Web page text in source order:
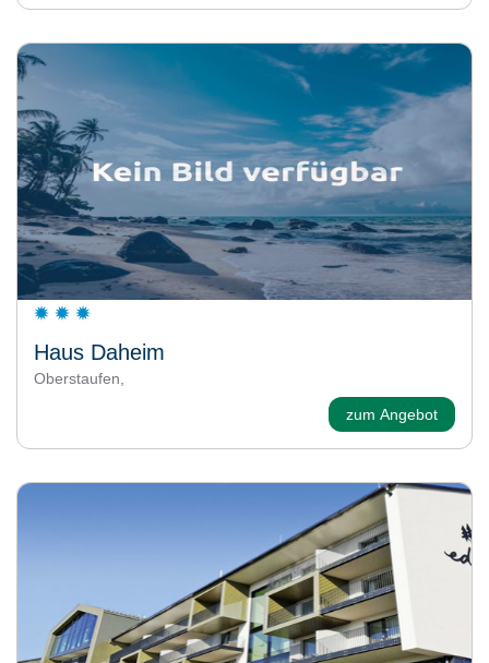
Haus Daheim
Oberstaufen,
zum Angebot